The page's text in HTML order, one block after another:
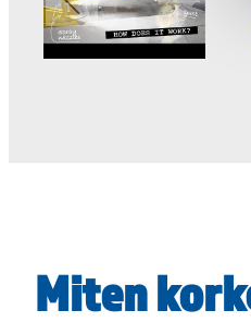
Miten